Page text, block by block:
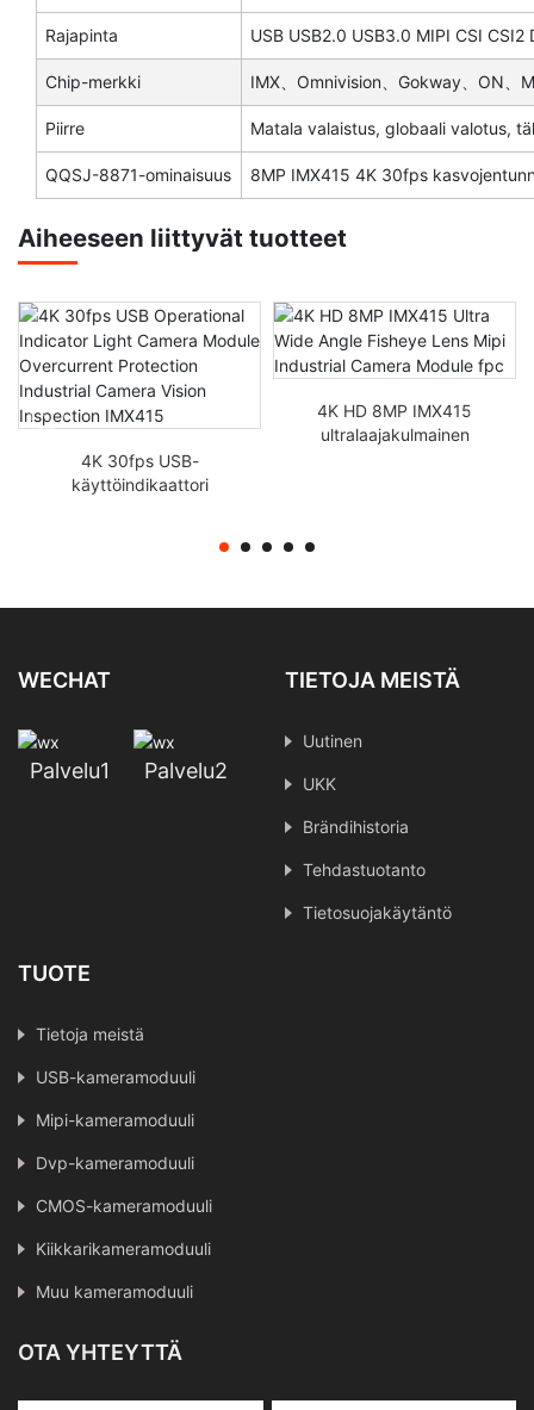
Rajapinta USB USB2.0 USB3.0 MIPI CSI CSI2
Chip-merkki IMX、Omnivision、Gokway、ON、
Piirre Matala valaistus, globaali valotus,
QQSJ-8871-ominaisuus 8MP IMX415 4K 30fps
Aiheeseen liittyvät tuotteet
4K 30fps USB-
käyttöindikaattori
4K HD 8MP IMX415
ultralaajakulmainen
WECHAT
Palvelu1 Palvelu2
TIETOJA MEISTÄ
Uutinen
UKK
Brändihistoria
Tehdastuotanto
Tietosuojakäytäntö
TUOTE
Tietoja meistä
USB-kameramoduuli
Mipi-kameramoduuli
Dvp-kameramoduuli
CMOS-kameramoduuli
Kiikkarikameramoduuli
Muu kameramoduuli
OTA YHTEYTTÄ